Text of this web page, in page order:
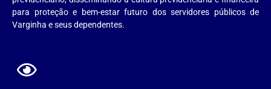
para proteção e bem-estar futuro dos servidores públicos de
Varginha e seus dependentes.